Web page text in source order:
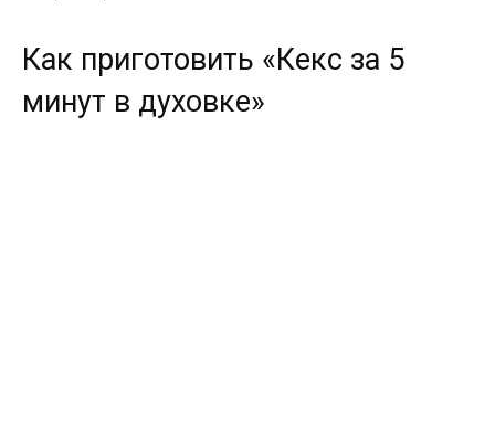
Как приготовить «Кекс за 5
минут в духовке»